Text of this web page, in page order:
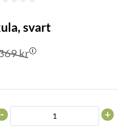
svart
kr
+
-